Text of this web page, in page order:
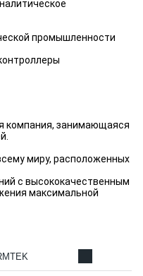
промышленности
компания, занимающаяся
миру, расположенных
с высококачественным
максимальной